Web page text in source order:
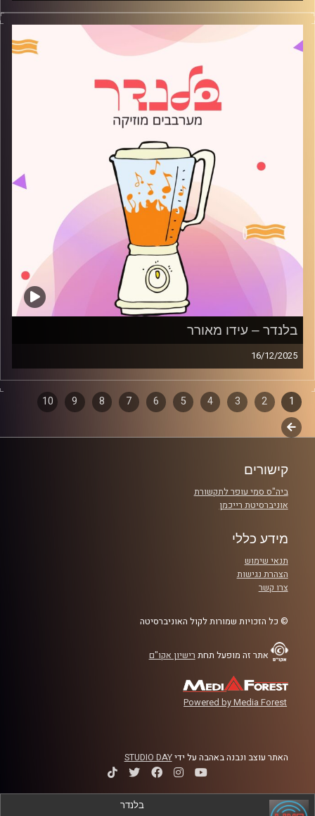
מוזיקה רגועה לפתוח איתה את הבוקר בהגשת רועי בלוך
קרדיט תמונות:
AudioVersity
בלנדר – עידו מאורר
16/12/2025
מוזיקה קצבית חדשה עם עידו מאורר
קרדיט תמונות:AudioVersity
דפדוף
פרקים
1
2
3
4
5
6
7
8
9
10
לשלב
קישורים
ביה"ס סמי עופר לתקשורת
אוניברסיטת רייכמן
מידע כללי
תנאי שימוש
הצהרת נגישות
צרו קשר
© כל הזכויות שמורות לקול האוניברסיטה
אתר זה מופעל תחת רישיון אקו"ם
Powered by Media Forest
האתר עוצב ונבנה באהבה על ידיSTUDIO DAY
בלנדר